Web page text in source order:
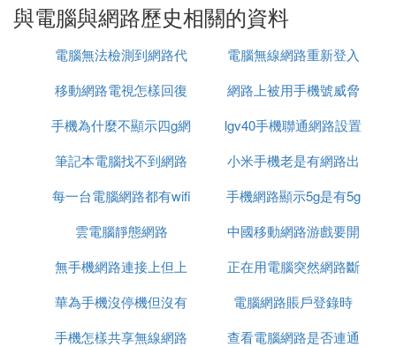
2.查看你運行過什麼程序
找到C:\windows\Prefetch目喚世錄，裡面有記錄的是
你的運行程序歷史，文件最前面的為你運行的程序
名，前提是你沒有使用安全衛士優化過。如果優化過
3.查看你最近打開過什麼文件夾和文件
4.查看自己的上網記錄
首先把顯示所有文件選項打開，然後打開C:\Docume
nts and Settings\xukunping\Local Settings目錄，在
的視頻、圖片、文件等等，如果進行過磁碟清理或相
關優化則沒有記錄。
與電腦與網路歷史相關的資料
電腦無法檢測到網路代
理
電腦無線網路重新登入
移動網路電視怎樣回復
原來模式
網路上被用手機號威脅
怎麼辦
手機為什麼不顯示四g網
路怎麼回事啊
lgv40手機聯通網路設置
筆記本電腦找不到網路
適配器怎麼辦
小米手機老是有網路出
現問題
每一台電腦網路都有wifi
嗎
手機網路顯示5g是有5g
網嗎
雲電腦靜態網路
中國移動網路游戲要開
加速器
無手機網路連接上但上
不了網
正在用電腦突然網路斷
了
華為手機沒停機但沒有
網路
電腦網路賬戶登錄時
手機怎樣共享無線網路
查看電腦網路是否連通